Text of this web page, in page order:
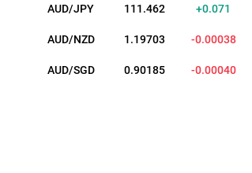
AUD/JPY 111.462 +0.071
AUD/NZD 1.19703 -0.00038
AUD/SGD 0.90185 -0.00040